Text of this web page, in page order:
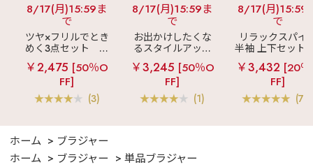
8/17(月)15:59ま
で
ツヤ×フリルでとき
めく3点セット
シ
ルキー ショートパ
ンツ 3点セット
￥2,475 [50％O
FF]
(3)
8/17(月)15:59ま
で
お出かけしたくな
るスタイルアップ
見え
ストライプ
フリル ロングパン
ツ 綿混 上下セット
￥3,245 [50％O
FF]
(1)
8/17(月)15:59
で
リラックスパイ
半袖 上下セット
女兼用サイズ)
￥3,432 [20
FF]
ホーム
ブラジャー
ホーム
ブラジャー
単品ブラジャー